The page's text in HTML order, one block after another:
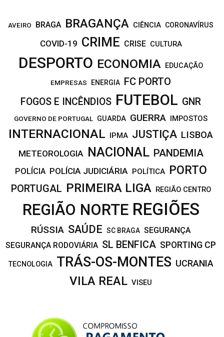
AVEIRO BRAGA BRAGANÇA CIÊNCIA CORONAVÍRUS
COVID-19 CRIME CRISE CULTURA
DESPORTO ECONOMIA EDUCAÇÃO
EMPRESAS ENERGIA FC PORTO
FOGOS E INCÊNDIOS FUTEBOL GNR
GOVERNO DE PORTUGAL GUARDA GUERRA IMPOSTOS
INTERNACIONAL IPMA JUSTIÇA LISBOA
METEOROLOGIA NACIONAL PANDEMIA
POLÍCIA POLÍCIA JUDICIÁRIA POLÍTICA PORTO
PORTUGAL PRIMEIRA LIGA REGIÃO CENTRO
REGIÃO NORTE REGIÕES
RÚSSIA SAÚDE SC BRAGA SEGURANÇA
SEGURANÇA RODOVIÁRIA SL BENFICA SPORTING CP
TECNOLOGIA TRÁS-OS-MONTES UCRANIA
VILA REAL VISEU